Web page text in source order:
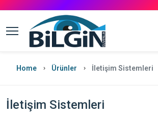
Home Ürünler İletişim Sistemleri
İletişim Sistemleri